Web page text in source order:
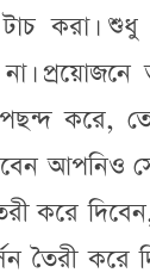
করা।
পছন্দ করে,
আপনিও
করে
তৈরী করে